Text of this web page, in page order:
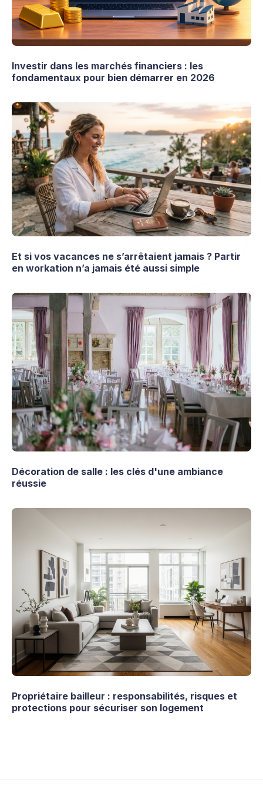
Investir dans les marchés financiers : les
fondamentaux pour bien démarrer en 2026
Et si vos vacances ne s’arrêtaient jamais ? Partir
en workation n’a jamais été aussi simple
Décoration de salle : les clés d'une ambiance
réussie
Propriétaire bailleur : responsabilités, risques et
protections pour sécuriser son logement